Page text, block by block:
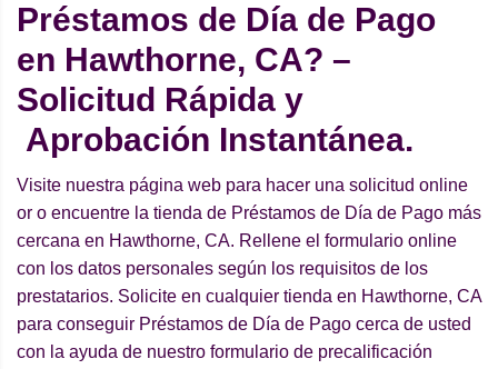
Préstamos de Día de Pago
en Hawthorne, CA? –
Solicitud Rápida y
Aprobación Instantánea.
Visite nuestra página web para hacer una solicitud online
or o encuentre la tienda de Préstamos de Día de Pago más
cercana en Hawthorne, CA. Rellene el formulario online
con los datos personales según los requisitos de los
prestatarios. Solicite en cualquier tienda en Hawthorne, CA
para conseguir Préstamos de Día de Pago cerca de usted
con la ayuda de nuestro formulario de precalificación